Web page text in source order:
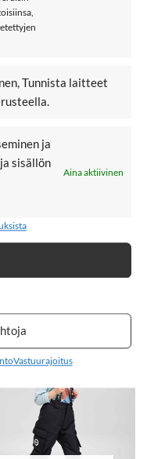
Tunnista laitteet
ja
sisällön
Aina aktiivinen
Vastuurajoitus
MERINOVILLA